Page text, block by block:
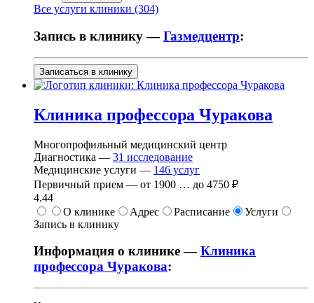
Все услуги клиники (304)
Запись в клинику —Газмедцентр:
Записаться в клинику
Клиника профессора Чуракова
Многопрофильный медицинский центр
Диагностика — 31 исследование
Медицинские услуги — 146 услуг
Первичный прием — от 1900 … до 4750 ₽
4.44
О клинике
Адрес Расписание
Услуги
Запись в клинику
Информация о клинике —Клиника
профессора Чуракова: